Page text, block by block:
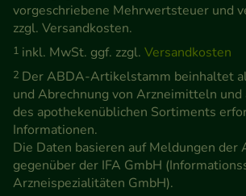
den Inhalt auf unserer Website aber
Werbung auf Drittseiten möglichst
zu gestalten. Bitte beachten Sie,
teilweise an Dritte wie z.B. Google
Medien übertragen werden.
vorgeschriebene Mehrwertsteuer und
zzgl. Versandkosten.
1 inkl. MwSt. ggf. zzgl. Versandkosten
2 Der ABDA-Artikelstamm beinhaltet
und Abrechnung von Arzneimitteln
des apothekenüblichen Sortiments
Informationen.
Die Daten basieren auf Meldungen der
gegenüber der IFA GmbH
Arzneispezialitäten GmbH).